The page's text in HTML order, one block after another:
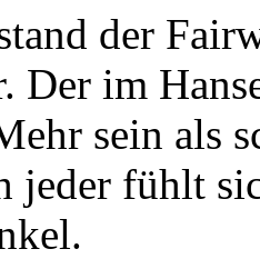
der
Der im
sein als
jeder fühlt